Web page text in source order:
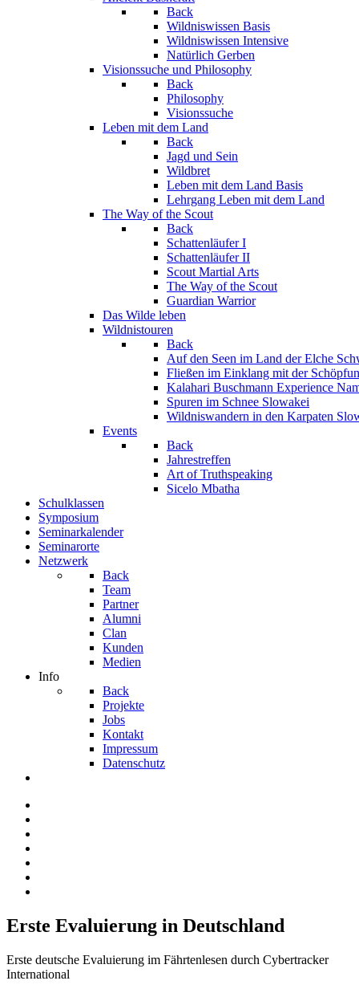
Back
Wildniswissen Basis
Wildniswissen Intensive
Natürlich Gerben
Visionssuche und Philosophy
Back
Philosophy
Visionssuche
Leben mit dem Land
Back
Jagd und Sein
Wildbret
Leben mit dem Land Basis
Lehrgang Leben mit dem Land
The Way of the Scout
Back
Schattenläufer I
Schattenläufer II
Scout Martial Arts
The Way of the Scout
Guardian Warrior
Das Wilde leben
Wildnistouren
Back
Auf den Seen im Land der Elche
Fließen im Einklang mit der
Kalahari Buschmann Experience
Spuren im Schnee Slowakei
Wildniswandern in den Karpaten
Events
Back
Jahrestreffen
Art of Truthspeaking
Sicelo Mbatha
Schulklassen
Symposium
Seminarkalender
Seminarorte
Netzwerk
Back
Team
Partner
Alumni
Clan
Kunden
Medien
Info
Back
Projekte
Jobs
Kontakt
Impressum
Datenschutz
Erste Evaluierung in Deutschland
Erste deutsche Evaluierung im Fährtenlesen durch Cybertracker
International